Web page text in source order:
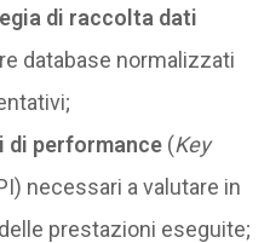
di raccolta dati
database normalizzati
di performance(Key
necessari a valutare in
prestazioni eseguite;